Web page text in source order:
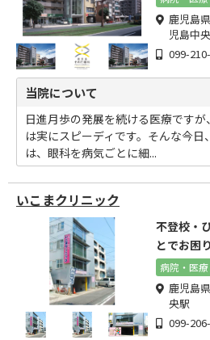
鹿児島
児島中
099-
当院について
日進月歩の発展を続ける医療です
は実にスピーディです。そんな今
は、眼科を病気ごとに細...
いこまクリニック
不登校・
とでお困
病院・医療
鹿児島
央駅
099-